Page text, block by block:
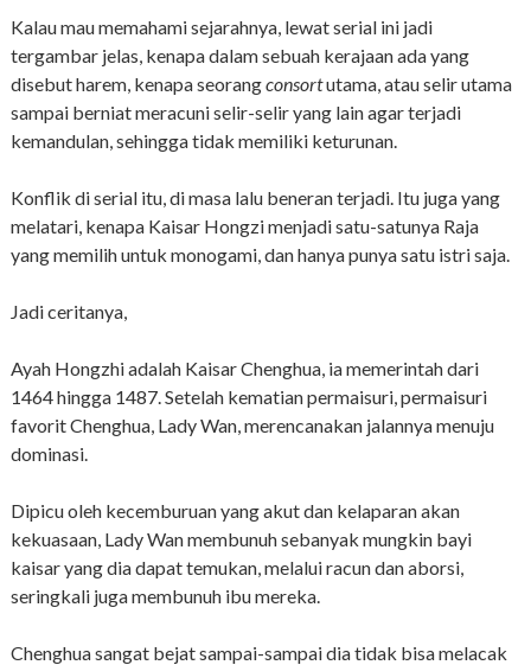
Kalau mau memahami sejarahnya, lewat serial ini jadi
tergambar jelas, kenapa dalam sebuah kerajaan ada yang
disebut harem, kenapa seorangconsortutama, atau selir utama
sampai berniat meracuni selir-selir yang lain agar terjadi
kemandulan, sehingga tidak memiliki keturunan.
Konflik di serial itu, di masa lalu beneran terjadi. Itu juga yang
melatari, kenapa Kaisar Hongzi menjadi satu-satunya Raja
yang memilih untuk monogami, dan hanya punya satu istri saja.
Jadi ceritanya,
Ayah Hongzhi adalah Kaisar Chenghua, ia memerintah dari
1464 hingga 1487. Setelah kematian permaisuri, permaisuri
favorit Chenghua, Lady Wan, merencanakan jalannya menuju
dominasi.
Dipicu oleh kecemburuan yang akut dan kelaparan akan
kekuasaan, Lady Wan membunuh sebanyak mungkin bayi
kaisar yang dia dapat temukan, melalui racun dan aborsi,
seringkali juga membunuh ibu mereka.
Chenghua sangat bejat sampai-sampai dia tidak bisa melacak